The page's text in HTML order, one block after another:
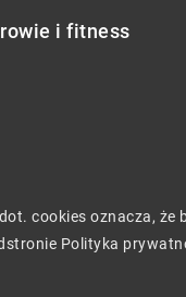
i fitness
cookies oznacza, że
Polityka